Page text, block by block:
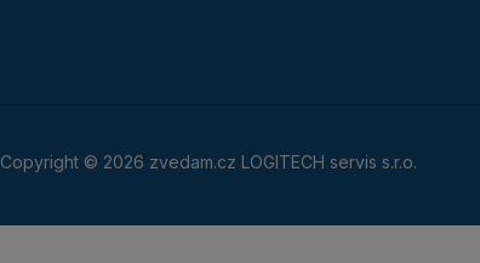
Copyright © 2026 zvedam.cz LOGITECH servis s.r.o.